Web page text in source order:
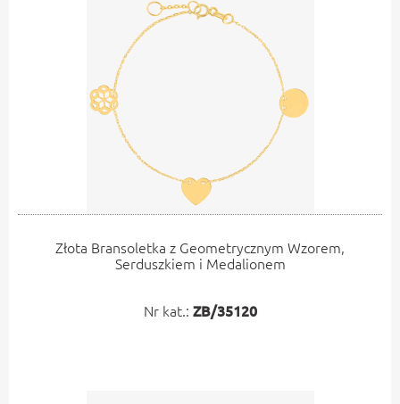
Złota Bransoletka z Geometrycznym Wzorem,
Serduszkiem i Medalionem
Nr kat.: ZB/35120